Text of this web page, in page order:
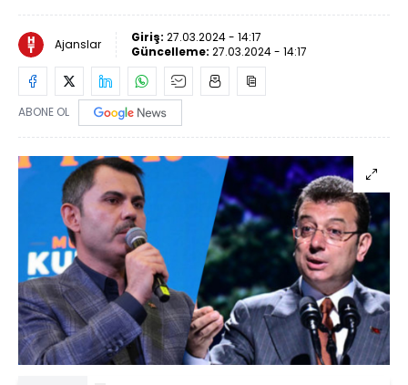
Ajanslar Giriş: 27.03.2024 - 14:17
Güncelleme: 27.03.2024 - 14:17
ABONE OL